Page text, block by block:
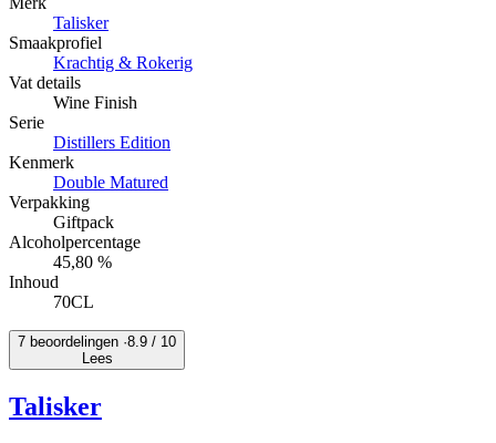
Talisker
Smaakprofiel
Krachtig & Rokerig
Vat details
Wine Finish
Serie
Distillers Edition
Kenmerk
Double Matured
Verpakking
Giftpack
Alcoholpercentage
45,80 %
Inhoud
70CL
7 beoordelingen ·8.9 / 10
Lees
Talisker